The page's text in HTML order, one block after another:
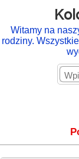
Witamy na
rodziny.